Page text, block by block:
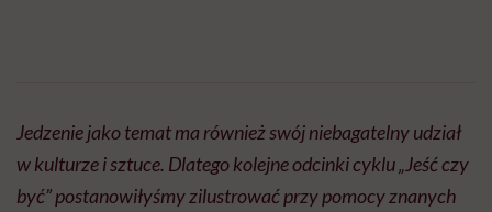
Jedzenie jako temat ma również swój niebagatelny udział
w kulturze i sztuce. Dlatego kolejne odcinki cyklu „Jeść czy
być” postanowiłyśmy zilustrować przy pomocy znanych